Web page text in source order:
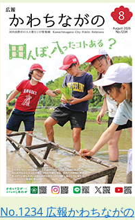
No.1234 広報かわちながの